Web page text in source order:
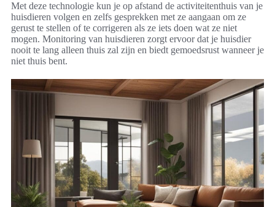
Met deze technologie kun je op afstand de activiteitenthuis van je
huisdieren volgen en zelfs gesprekken met ze aangaan om ze
gerust te stellen of te corrigeren als ze iets doen wat ze niet
mogen. Monitoring van huisdieren zorgt ervoor dat je huisdier
nooit te lang alleen thuis zal zijn en biedt gemoedsrust wanneer je
niet thuis bent.